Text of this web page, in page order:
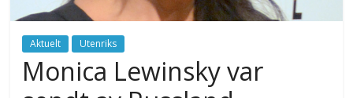
Aktuelt Utenriks
Monica Lewinsky var